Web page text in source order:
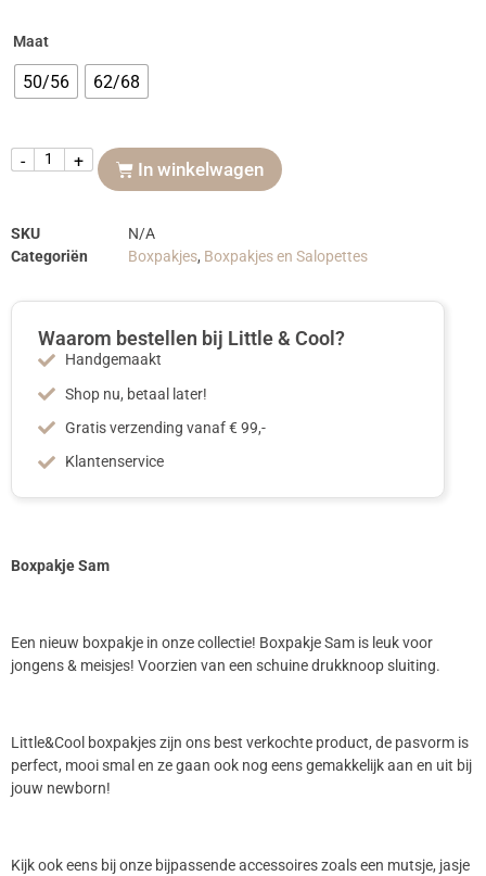
Maat
50/56 62/68
- + In winkelwagen
SKU
N/A
Categoriën
Boxpakjes, Boxpakjes en Salopettes
Waarom bestellen bij Little & Cool?
Handgemaakt
Shop nu, betaal later!
Gratis verzending vanaf € 99,-
Klantenservice
Boxpakje Sam
Een nieuw boxpakje in onze collectie! Boxpakje Sam is leuk voor
jongens & meisjes! Voorzien van een schuine drukknoop sluiting.
Little&Cool boxpakjes zijn ons best verkochte product, de pasvorm is
perfect, mooi smal en ze gaan ook nog eens gemakkelijk aan en uit bij
jouw newborn!
Kijk ook eens bij onze bijpassende accessoires zoals een mutsje, jasje